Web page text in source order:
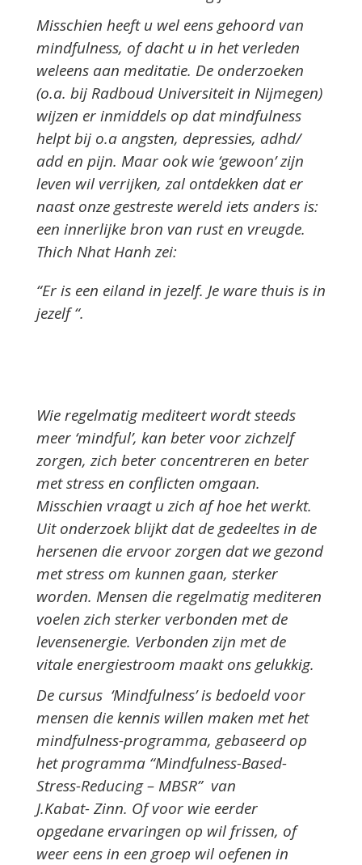
Misschien heeft u wel eens gehoord van
mindfulness, of dacht u in het verleden
weleens aan meditatie. De onderzoeken
(o.a. bij Radboud Universiteit in Nijmegen)
wijzen er inmiddels op dat mindfulness
helpt bij o.a angsten, depressies, adhd/
add en pijn. Maar ook wie ‘gewoon’ zijn
leven wil verrijken, zal ontdekken dat er
naast onze gestreste wereld iets anders is:
een innerlijke bron van rust en vreugde.
Thich Nhat Hanh zei:
“Er is een eiland in jezelf. Je ware thuis is in
jezelf “.
Wie regelmatig mediteert wordt steeds
meer ‘mindful’, kan beter voor zichzelf
zorgen, zich beter concentreren en beter
met stress en conflicten omgaan.
Misschien vraagt u zich af hoe het werkt.
Uit onderzoek blijkt dat de gedeeltes in de
hersenen die ervoor zorgen dat we gezond
met stress om kunnen gaan, sterker
worden. Mensen die regelmatig mediteren
voelen zich sterker verbonden met de
levensenergie. Verbonden zijn met de
vitale energiestroom maakt ons gelukkig.
De cursus ‘Mindfulness’ is bedoeld voor
mensen die kennis willen maken met het
mindfulness-programma, gebaseerd op
het programma “Mindfulness-Based-
Stress-Reducing – MBSR” van
J.Kabat- Zinn. Of voor wie eerder
opgedane ervaringen op wil frissen, of
weer eens in een groep wil oefenen in